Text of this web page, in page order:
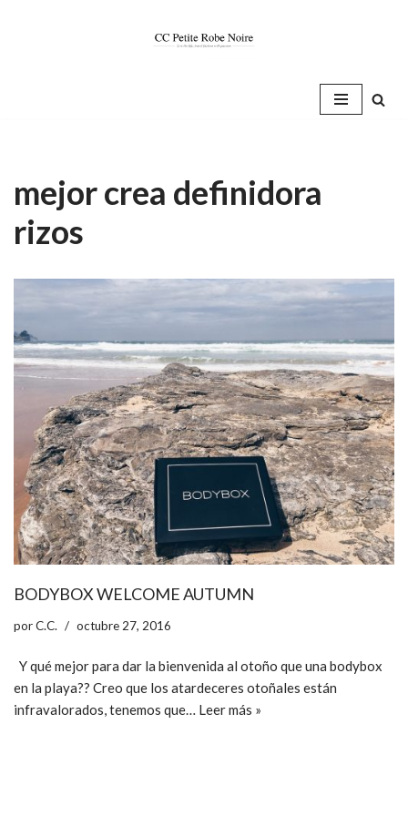
mejor crea definidora
rizos
BODYBOX WELCOME AUTUMN
porC.C. octubre 27, 2016
Y qué mejor para dar la bienvenida al otoño que una bodybox
en la playa?? Creo que los atardeceres otoñales están
infravalorados, tenemos que… Leer más »